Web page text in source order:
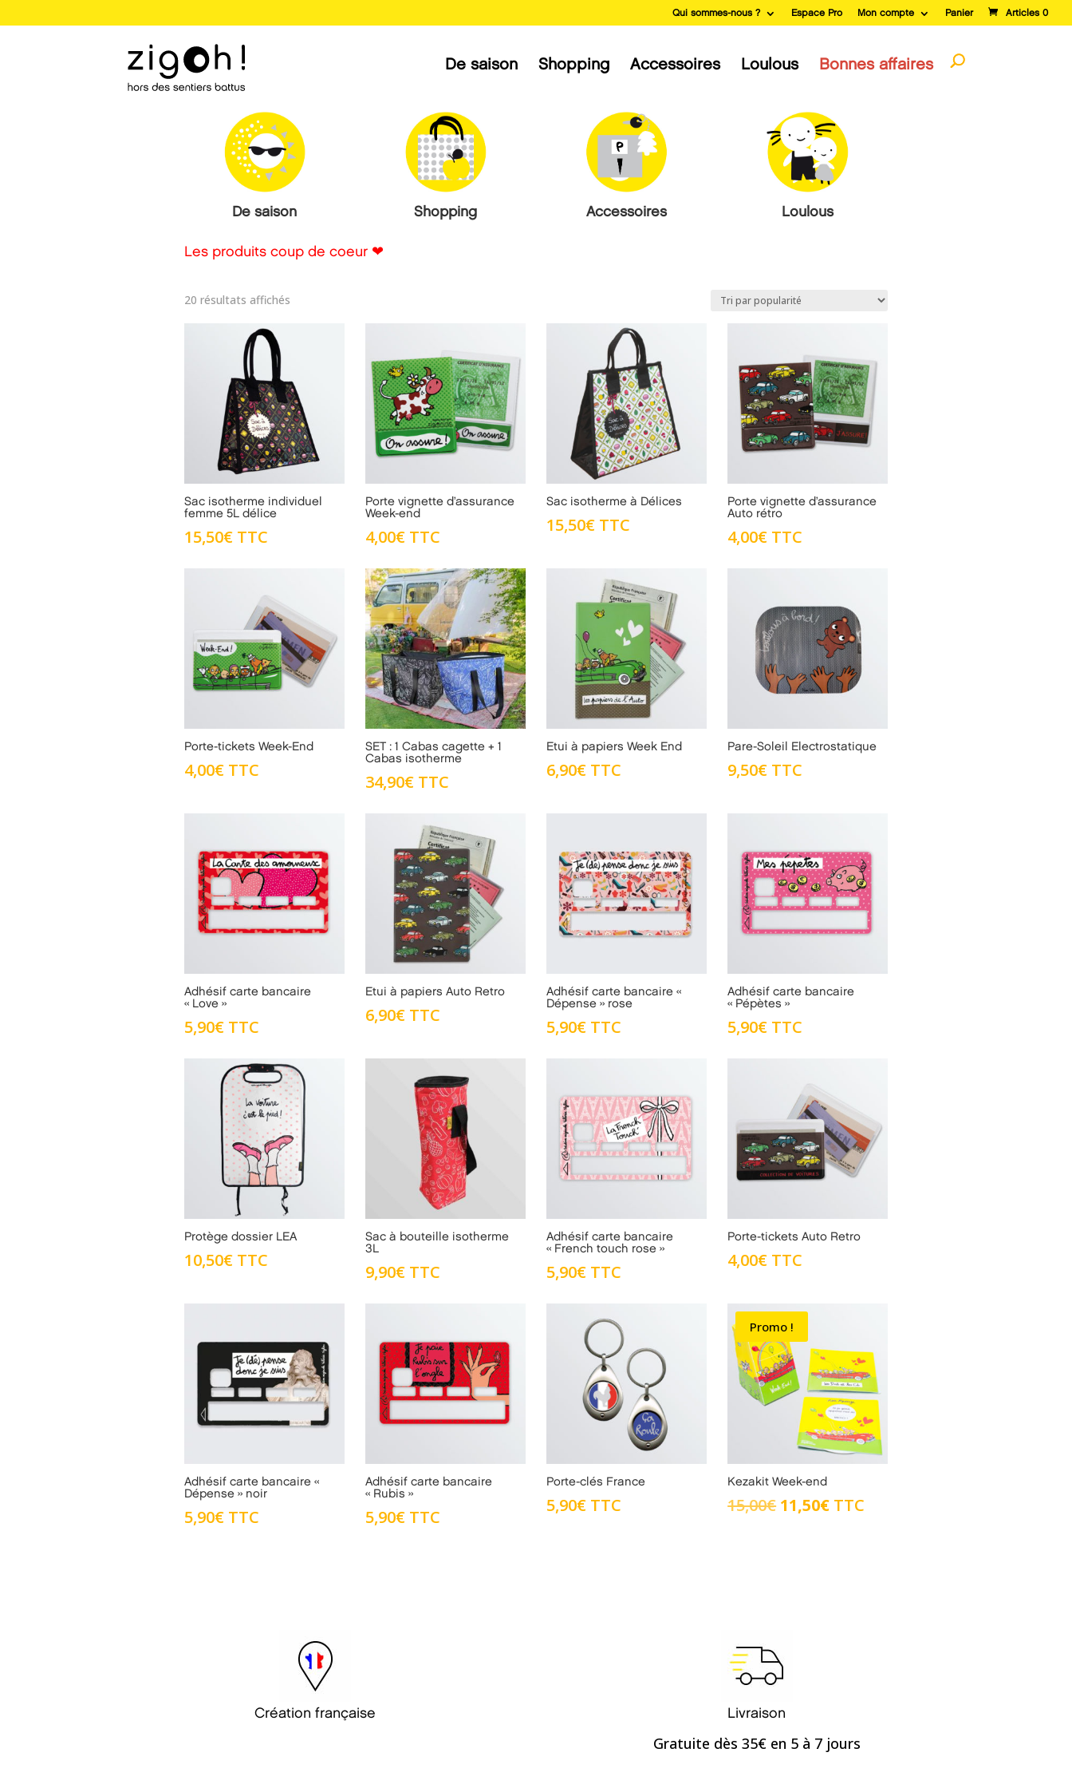
Qui sommes-nous ? Espace Pro Mon compte Panier Articles 0
De saison Shopping Accessoires Loulous Bonnes affaires
De saison Shopping Accessoires Loulous
Les produits coup de coeur ❤
20 résultats affichés
Sac isotherme individuel
femme 5L délice
15,50€ TTC
Porte vignette d’assurance
Week-end
4,00€ TTC
Sac isotherme à Délices
15,50€ TTC
Porte vignette d’assurance
Auto rétro
4,00€ TTC
Porte-tickets Week-End
4,00€ TTC
SET : 1 Cabas cagette + 1
Cabas isotherme
34,90€ TTC
Etui à papiers Week End
6,90€ TTC
Pare-Soleil Electrostatique
9,50€ TTC
Adhésif carte bancaire
« Love »
5,90€ TTC
Etui à papiers Auto Retro
6,90€ TTC
Adhésif carte bancaire «
Dépense » rose
5,90€ TTC
Adhésif carte bancaire
« Pépètes »
5,90€ TTC
Protège dossier LEA
10,50€ TTC
Sac à bouteille isotherme
3L
9,90€ TTC
Adhésif carte bancaire
« French touch rose »
5,90€ TTC
Porte-tickets Auto Retro
4,00€ TTC
Adhésif carte bancaire «
Dépense » noir
5,90€ TTC
Adhésif carte bancaire
« Rubis »
5,90€ TTC
Porte-clés France
5,90€ TTC
Promo !
Kezakit Week-end
15,00€ Le
11,50€Le
TTC
Création française Livraison
Gratuite dès 35€ en 5 à 7 jours